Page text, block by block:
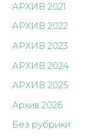
АРХИВ 2021
АРХИВ 2022
АРХИВ 2023
АРХИВ 2024
АРХИВ 2025
Архив 2026
Без рубрики